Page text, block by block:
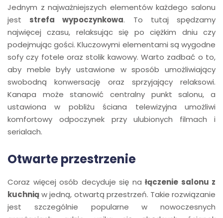
Jednym z najważniejszych elementów każdego salonu
jest strefa wypoczynkowa. To tutaj spędzamy
najwięcej czasu, relaksując się po ciężkim dniu czy
podejmując gości. Kluczowymi elementami są wygodne
sofy czy fotele oraz stolik kawowy. Warto zadbać o to,
aby meble były ustawione w sposób umożliwiający
swobodną konwersację oraz sprzyjający relaksowi.
Kanapa może stanowić centralny punkt salonu, a
ustawiona w pobliżu ściana telewizyjna umożliwi
komfortowy odpoczynek przy ulubionych filmach i
serialach.
Otwarte przestrzenie
Coraz więcej osób decyduje się na łączenie salonu z
kuchniąw jedną, otwartą przestrzeń. Takie rozwiązanie
jest szczególnie popularne w nowoczesnych